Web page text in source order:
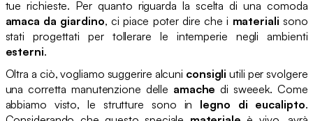
tue richieste. Per quanto riguarda la scelta di una comoda
amaca da giardino, ci piace poter dire che i materiali sono
stati progettati per tollerare le intemperie negli ambienti
esterni.
Oltra a ciò, vogliamo suggerire alcuni consigli utili per svolgere
una corretta manutenzione delle amache di sweeek. Come
abbiamo visto, le strutture sono in legno di eucalipto.